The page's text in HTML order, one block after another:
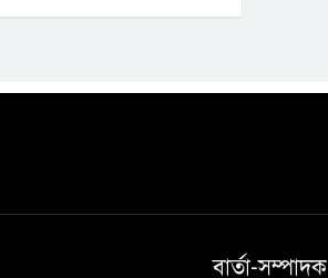
বার্তা-সম্পাদক